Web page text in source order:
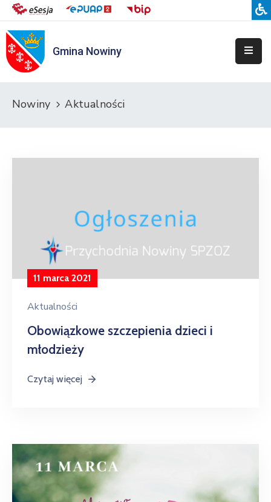
Gmina Nowiny
Liceum
Sportowe
Samorządowe
Placówek
Integracyjnych
w
Placówek
Oświatowych
Bolechowicach
Nowiny Aktualności
11 marca 2021
Aktualności
Obowiązkowe szczepienia dzieci i
młodzieży
Czytaj więcej